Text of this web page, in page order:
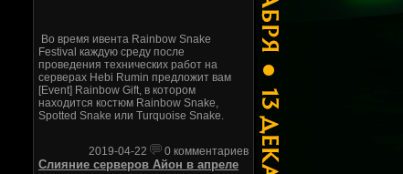
Во время ивента Rainbow Snake
Festival каждую среду после
проведения технических работ на
серверах Hebi Rumin предложит вам
[Event] Rainbow Gift, в котором
находится костюм Rainbow Snake,
Spotted Snake или Turquoise Snake.
2019-04-22 0 комментариев
Слияние серверов Айон в апреле